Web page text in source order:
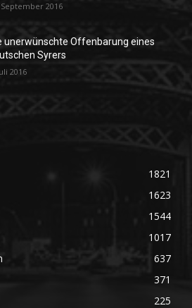
September 2016
unerwünschte Offenbarung eines
Syrers
2016
1821
1623
1544
1017
637
371
225